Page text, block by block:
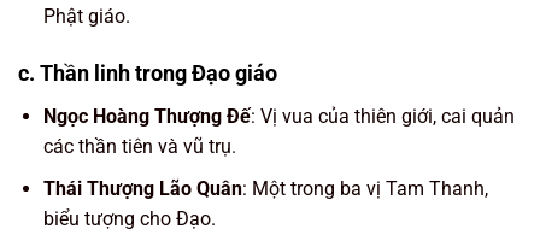
Phật giáo.
c. Thần linh trong Đạo giáo
Ngọc Hoàng Thượng Đế: Vị vua của thiên giới, cai quản
các thần tiên và vũ trụ.
Thái Thượng Lão Quân: Một trong ba vị Tam Thanh,
biểu tượng cho Đạo.